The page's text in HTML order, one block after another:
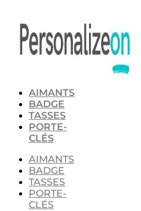
contenu
AIMANTS
BADGE
TASSES
PORTE-
CLÉS
AIMANTS
BADGE
TASSES
PORTE-
CLÉS